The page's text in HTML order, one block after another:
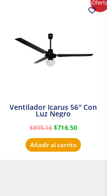
Ventilador Icarus 56″ Con
Luz Negro
$895.16$716.50
precio
actual
Añadir al carrito